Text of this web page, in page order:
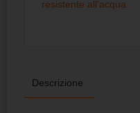
resistente all'acqua
Descrizione